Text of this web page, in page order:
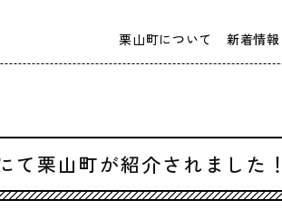
栗山町について 新着情報
て栗山町が紹介されました